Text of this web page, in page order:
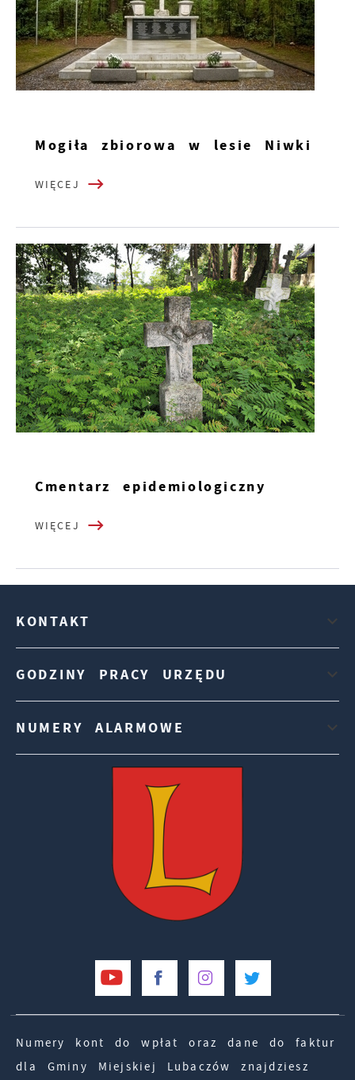
Mogiła zbiorowa w lesie Niwki
WIĘCEJ
Cmentarz epidemiologiczny
WIĘCEJ
KONTAKT
GODZINY PRACY URZĘDU
NUMERY ALARMOWE
Numery kont do wpłat oraz dane do faktur
dla Gminy Miejskiej Lubaczów znajdziesz